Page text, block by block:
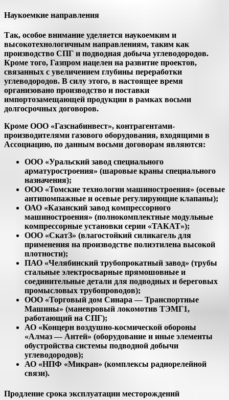
Наукоемкие направления
Так, особое внимание уделяется наукоемким и
высокотехнологичным направлениям, таким как
производство СПГ и подводная добыча углеводородов.
Кроме того, Газпром нацелен на развитие проектов,
связанных с увеличением глубины переработки
углеводородов. В силу этого, в настоящее время
организовано производство и поставки
импортозамещающей продукции в рамках восьми
долгосрочных договоров.
Кроме ООО «Газснабинвест», контрагентами-
производителями газового оборудования, входящими в
Ассоциацию, по данным восьми договорам являются:
ООО «Уральский завод специального
арматуростроения» (шаровые краны специального
назначения);
ООО «Томские технологии машиностроения» (осевые
антипомпажные и осевые регулирующие клапаны);
ОАО «Казанский завод компрессорного
машиностроения» (полнокомплектные модульные
компрессорные установки серии «ТАКАТ»);
ООО «СкатЗ» (влагостойкий силикагель для
применения на производстве полиэтилена высокой
плотности);
ПАО «Челябинский трубопрокатный завод» (трубы
стальные электросварные прямошовные и
соединительные детали для подводных и береговых
промысловых трубопроводов);
ООО «Торговый дом Синара — Транспортные
Машины» (маневровый локомотив ТЭМГ1,
работающий на СПГ);
АО «Концерн воздушно-космической обороны
«Алмаз — Антей» (оборудование и иные элементы
обустройства системы подводной добычи
углеводородов);
АО «НПФ «Микран» (комплексы радиорелейной
связи).
Продление срока эксплуатации месторождений